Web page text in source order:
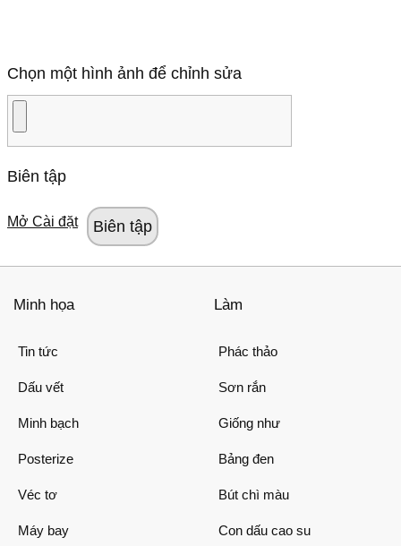
Chọn một hình ảnh để chỉnh sửa
Biên tập
Mở Cài đặt
Minh họa
Tin tức
Dấu vết
Minh bạch
Posterize
Véc tơ
Máy bay
Làm
Phác thảo
Sơn rắn
Giống như
Bảng đen
Bút chì màu
Con dấu cao su